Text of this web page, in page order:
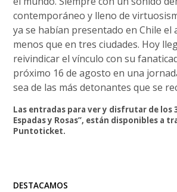
contemporáneo y lleno de
ya se habían presentado en Chile el
menos que en tres ciudades. Hoy
reivindicar el vínculo con su
próximo 16 de agosto en una
sea de las más detonantes que se
Las entradas para ver y disfrutar de los
Espadas y Rosas”, están disponibles a
Puntoticket.
DESTACAMOS